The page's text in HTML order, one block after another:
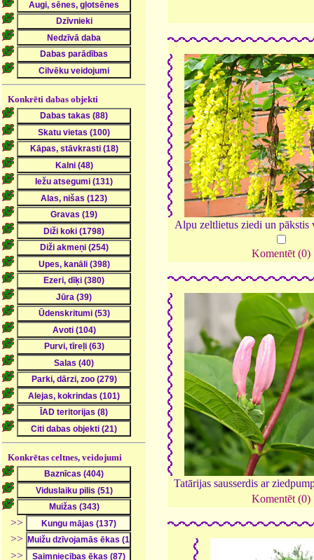
Konkrēti dabas objekti
Konkrētas celtnes, veidojumi
>>
>>
>>
Alpu zeltlietus ziedi un
Komentēt (0)
Tatārijas sausserdis ar
Komentēt (0)